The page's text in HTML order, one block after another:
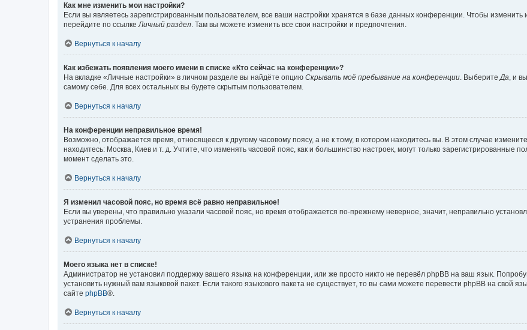
Как мне изменить мои настройки?
Если вы являетесь зарегистрированным пользователем, все ваши настройки хранятся в базе данных конференции. Чтобы
перейдите по ссылке Личный раздел . Там вы можете изменить все свои настройки и предпочтения.
Вернуться к началу
Как избежать появления моего имени в списке «Кто сейчас на конференции»?
На вкладке «Личные настройки» в личном разделе вы найдёте опцию Скрывать моё пребывание на конференции . Выберите Да , и
самому себе. Для всех остальных вы будете скрытым пользователем.
Вернуться к началу
На конференции неправильное время!
Возможно, отображается время, относящееся к другому часовому поясу, а не к тому, в котором находитесь вы. В этом случае
находитесь: Москва, Киев и т. д. Учтите, что изменять часовой пояс, как и большинство настроек, могут только зарегистрированные
момент сделать это.
Вернуться к началу
Я изменил часовой пояс, но время всё равно неправильное!
Если вы уверены, что правильно указали часовой пояс, но время отображается по-прежнему неверное, значит, неправильно
устранения проблемы.
Вернуться к началу
Моего языка нет в списке!
Администратор не установил поддержку вашего языка на конференции, или же просто никто не перевёл phpBB на ваш язык.
установить нужный вам языковой пакет. Если такого языкового пакета не существует, то вы сами можете перевести phpBB на свой
сайте phpBB®.
Вернуться к началу